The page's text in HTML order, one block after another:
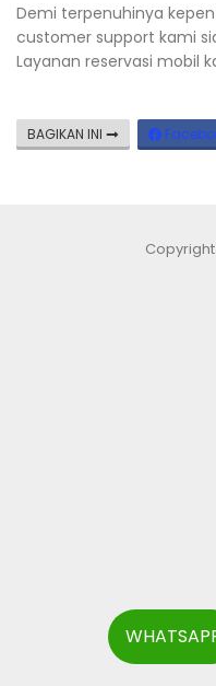
Demi terpenuhinya
customer support kami
Layanan reservasi mobil
BAGIKAN INI